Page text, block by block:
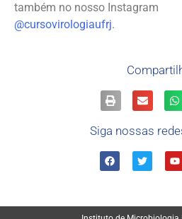
também no nosso Instagram
@cursovirologiaufrj.
Siga nossas